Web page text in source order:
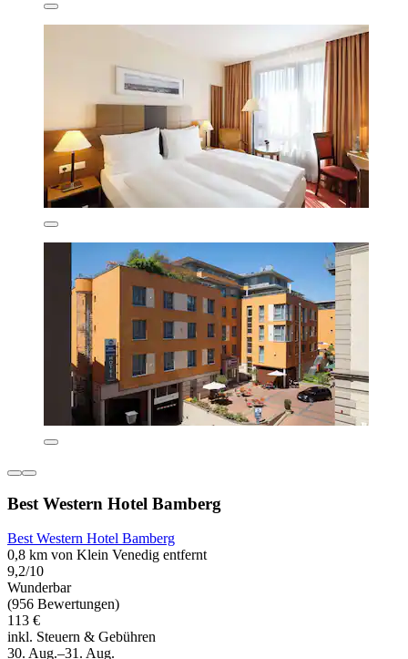
Best Western Hotel Bamberg
Best Western Hotel Bamberg
0,8 km von Klein Venedig entfernt
9,2/10
Wunderbar
(956 Bewertungen)
113 €
inkl. Steuern & Gebühren
30. Aug.–31. Aug.